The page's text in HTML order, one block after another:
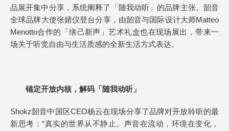
品展开集中分享，系统阐释了「随我动听」的品牌主张。韶音
全球品牌大使张婧仪登台分享，由韶音与国际设计大师Matteo
Menotto合作的「缮己新声」艺术礼盒也在现场展出，带来一
场关于听觉自由与生活质感的全新生活方式表达。
锚定开放内核，解码「随我动听」
Shokz韶音中国区CEO杨云在现场分享了品牌对开放聆听的最
新思考：“真实的世界从不静止。声音在流动，环境在变化，